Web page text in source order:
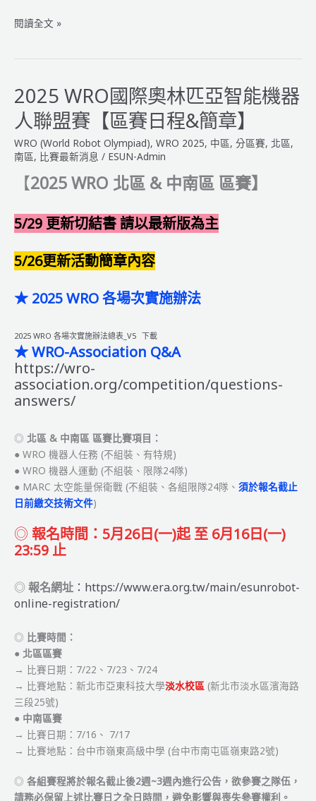
2025
奧
林
匹
智
人
聯
盟
賽
賽】
程
表
&
參
賽
閱讀全文 »
2025 WRO國際奧林匹亞智能機器
人聯盟賽【區賽日程&簡章】
WRO (World Robot Olympiad), WRO 2025, 中區, 分區賽, 北區,
南區, 比賽最新消息 / ESUN-Admin
【2025 WRO 北區 & 中南區 區賽】
5/29 更新切結書 請以最新版為主
5/26更新活動簡章內容
★ 2025 WRO 各場次實施辦法
2025 WRO 各場次實施辦法總表_V5 下載
★WRO-Association Q&A
https://wro-
association.org/competition/questions-
answers/
◎ 北區 & 中南區 區賽比賽項目：
● WRO 機器人任務 (不組裝、有特規)
● WRO 機器人運動 (不組裝、限隊24隊)
● MARC 太空能量保衛戰 (不組裝、各組限隊24隊、 須於報名截止
日前繳交技術文件)
◎ 報名時間：5月26日(一)起 至 6月16日(一)
23:59 止
◎ 報名網址 ：https://www.era.org.tw/main/esunrobot-
online-registration/
◎ 比賽時間：
● 北區區賽
→ 比賽日期：7/22、7/23、7/24
→ 比賽地點：新北市亞東科技大學淡水校區 (新北市淡水區濱海路
三段25號)
● 中南區賽
→ 比賽日期：7/16、 7/17
→ 比賽地點：台中市嶺東高級中學 (台中市南屯區嶺東路2號)
◎ 各組賽程將於報名截止後2週~3週內進行公告，欲參賽之隊伍，
請務必保留上述比賽日之全日時間，避免影響與喪失參賽權利。